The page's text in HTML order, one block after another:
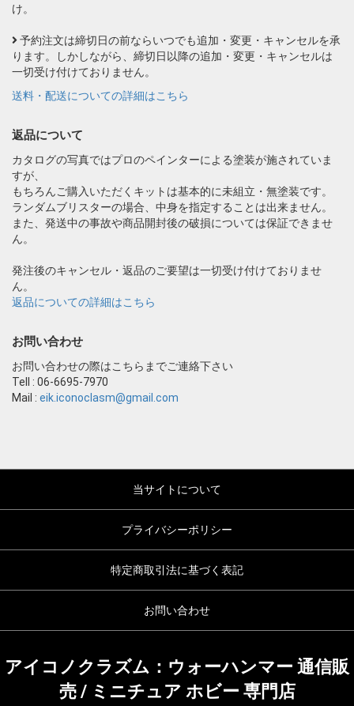
け。
予約注文は締切日の前ならいつでも追加・変更・キャンセルを承
ります。しかしながら、締切日以降の追加・変更・キャンセルは
一切受け付けておりません。
送料・配送についての詳細はこちら
返品について
カタログの写真ではプロのペインターによる塗装が施されていま
すが、
もちろんご購入いただくキットは基本的に未組立・無塗装です。
ランダムブリスターの場合、中身を指定することは出来ません。
また、発送中の事故や商品開封後の破損については保証できませ
ん。
発注後のキャンセル・返品のご要望は一切受け付けておりませ
ん。
返品についての詳細はこちら
お問い合わせ
お問い合わせの際はこちらまでご連絡下さい
Tell : 06-6695-7970
Mail : eik.iconoclasm@gmail.com
当サイトについて
プライバシーポリシー
特定商取引法に基づく表記
お問い合わせ
アイコノクラズム：ウォーハンマー 通信販
売 / ミニチュア ホビー 専門店